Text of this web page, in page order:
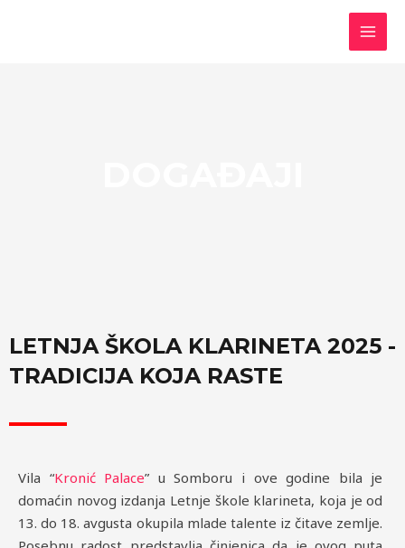
LETNJA ŠKOLA KLARINETA 2025 -
TRADICIJA KOJA RASTE
Vila “Kronić Palace” u Somboru i ove godine bila je
domaćin novog izdanja Letnje škole klarineta, koja je od
13. do 18. avgusta okupila mlade talente iz čitave zemlje.